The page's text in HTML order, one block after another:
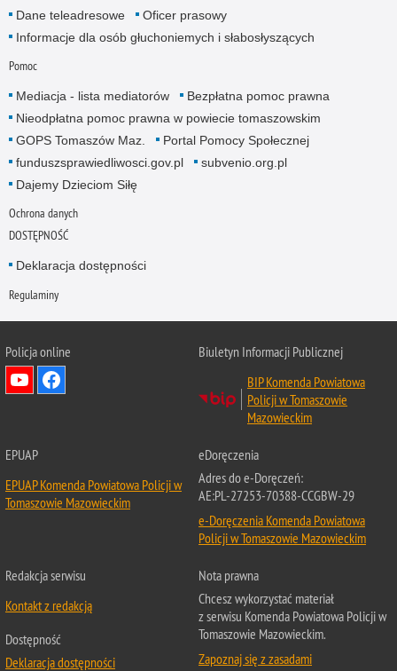
Dane teleadresowe
Oficer prasowy
Informacje dla osób głuchoniemych i słabosłyszących
Pomoc
Mediacja - lista mediatorów
Bezpłatna pomoc prawna
Nieodpłatna pomoc prawna w powiecie tomaszowskim
GOPS Tomaszów Maz.
Portal Pomocy Społecznej
funduszsprawiedliwosci.gov.pl
subvenio.org.pl
Dajemy Dzieciom Siłę
Ochrona danych
DOSTĘPNOŚĆ
Deklaracja dostępności
Regulaminy
Policja online
Biuletyn Informacji Publicznej
BIP Komenda Powiatowa
Policji w Tomaszowie
Mazowieckim
EPUAP
EPUAP Komenda Powiatowa Policji w
Tomaszowie Mazowieckim
eDoręczenia
Adres do e-Doręczeń:
AE:PL-27253-70388-CCGBW-29
e-Doręczenia Komenda Powiatowa
Policji w Tomaszowie Mazowieckim
Redakcja serwisu
Kontakt z redakcją
Dostępność
Deklaracja dostępności
Nota prawna
Chcesz wykorzystać materiał
z serwisu Komenda Powiatowa Policji w
Tomaszowie Mazowieckim.
Zapoznaj się z zasadami